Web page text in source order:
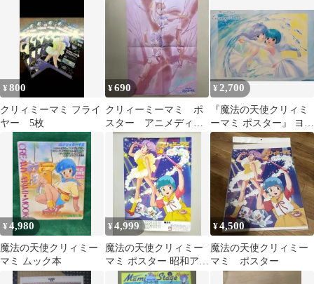
ディア 付録
ナー
¥800
クリィミーマミ フライ
ヤー 5枚
¥690
クリィーミーマミ ポ
スター アニメディア
85年7月号付録
¥ 2,700
『魔法の天使クリィミ
ーマミ ポスター』 ヨー
ロッパ版 高田明美
¥4,980
魔法の天使クリィミー
マミ ムック本
¥4,999
魔法の天使クリィミー
マミ ポスター 昭和アニ
メ バンダイ
¥4,500
魔法の天使クリィミー
マミ ポスター